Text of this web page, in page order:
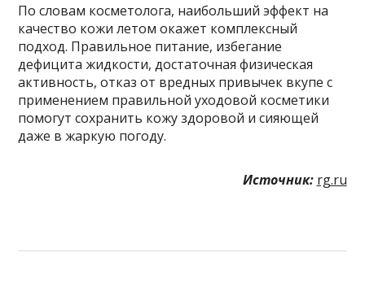
По словам косметолога, наибольший эффект на
качество кожи летом окажет комплексный
подход. Правильное питание, избегание
дефицита жидкости, достаточная физическая
активность, отказ от вредных привычек вкупе с
применением правильной уходовой косметики
помогут сохранить кожу здоровой и сияющей
даже в жаркую погоду.
Источник: rg.ru